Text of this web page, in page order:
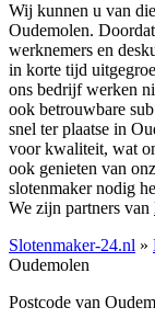
Wij kunnen u van
Oudemolen.
werknemers en
in korte tijd
ons bedrijf werken
ook betrouwbare
snel ter plaatse in
voor kwaliteit, wat
ook genieten van
slotenmaker nodig
We zijn partners van
Slotenmaker-24.nl »
Oudemolen
Postcode van